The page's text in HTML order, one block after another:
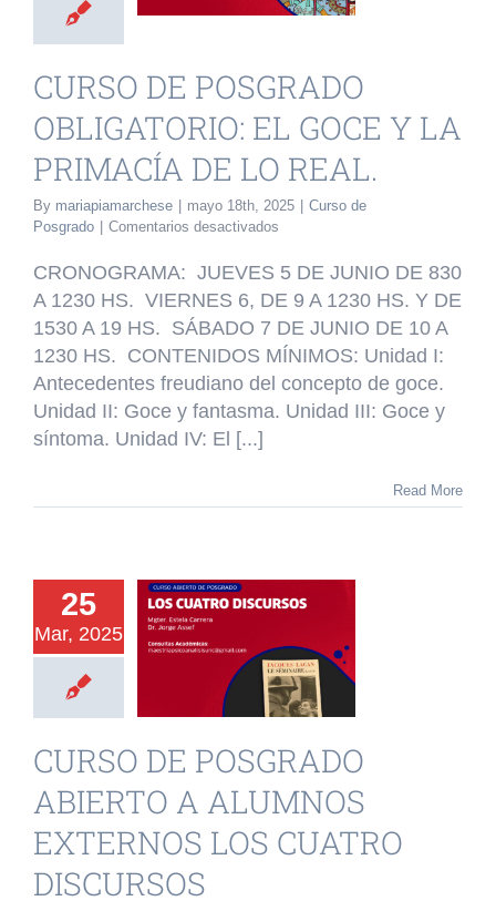
DE LO
de Posgrado
CURSO DE POSGRADO
OBLIGATORIO: EL GOCE Y LA
PRIMACÍA DE LO REAL.
By mariapiamarchese mayo 18th, 2025
Curso de
Posgrado
Comentarios desactivados
DE
OBLIGATORIO:
EL
GOCE
LA
PRIMACÍA
CRONOGRAMA: JUEVES 5 DE JUNIO DE 830
A 1230 HS. VIERNES 6, DE 9 A 1230 HS. Y DE
1530 A 19 HS. SÁBADO 7 DE JUNIO DE 10 A
1230 HS. CONTENIDOS MÍNIMOS: Unidad I:
Antecedentes freudiano del concepto de goce.
Unidad II: Goce y fantasma. Unidad III: Goce y
síntoma. Unidad IV: El [...]
Read More
25
Mar, 2025
A
LOS
de Posgrado
CURSO DE POSGRADO
ABIERTO A ALUMNOS
EXTERNOS LOS CUATRO
DISCURSOS